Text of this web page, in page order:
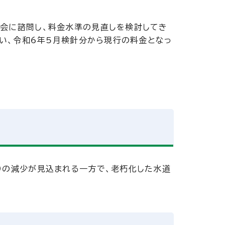
に諮問し、料金水準の見直しを検討してき
、令和6年5月検針分から現行の料金となっ
減少が見込まれる一方で、老朽化した水道